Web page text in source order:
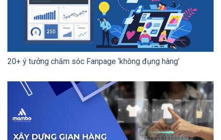
20+ ý tưởng chăm sóc Fanpage ‘không đụng hàng’